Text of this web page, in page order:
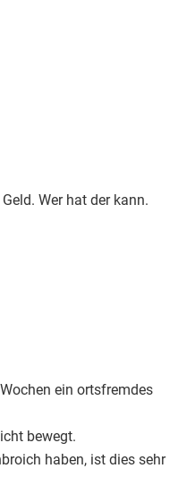
Wer hat der kann.
ein ortsfremdes
bewegt.
haben, ist dies sehr